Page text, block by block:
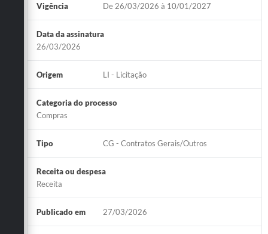
Vigência De 26/03/2026 à 10/01/2027
Data da assinatura
26/03/2026
Origem LI - Licitação
Categoria do processo
Compras
Tipo CG - Contratos Gerais/Outros
Receita ou despesa
Receita
Publicado em 27/03/2026